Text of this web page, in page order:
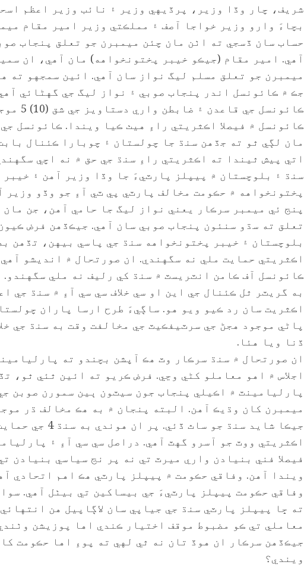
شريف، چار وڏا وزير، پرڏيهي وزير ۽ نائب وزير اعظم
بچاءَ وارو وزير خواجا آصف ۽ مملڪتي وزير امير مقام
حساب سان ڏسجي ته اٺن مان چئن ميمبرن جو تعلق پنجاب
آهي. امير مقام (جيڪو خيبر پختونخواهه) مان آهي، ان
ميمبرن جو تعلق مسلم ليگ نواز سان آهي. ائين سمجهو ته
جڪ ۾ ڪائونسل اندر پنجاب صوبي ۽ نواز ليگ جي گهڻائي
ڪائونسل جي قاعدن ۽ ضابطن واري
ڪائونسل ۾ فيصلا اڪثريتي راءِ هيٺ ڪيا ويندا. ڪائونسل
مان لڳي ٿو ته جڏهن سنڌ جا چولستان ۽ چوبارا ڪئنال
اتي پيش ٿيندا ته اڪثريتي راءِ سنڌ جي حق ۾ نه اچي
سنڌ ۽ بلوچستان ۾ پيپلز پارٽيءَ جا وڏا وزير آهن ۽ خيبر
پختونخواهه ۾ حڪومت مخالف پارٽي پي ٽي آءِ جو وڏو وزير
پنج ئي ميمبر سرڪار يعني نواز ليگ جا حامي آهن، جن مان
تعلق ته سڌو سنئون پنجاب صوبي سان آهي. جيڪڏهن فرض
بلوچستان ۽ خيبر پختونخواهه سنڌ جي پاسي بيهن، تڏهن
اڪثريتي حمايت ملي نه سگهندي. ان صورتحال ۾ انديشو
ڪائونسل آف ڪامن انٽريسٽ ۾ سنڌ کي رليف نه ملي سگهندو.
به گريٽر ٿل ڪئنال جي اين او سي خلاف سي سي آءِ ۾ سنڌ جي
اڪثريت سان رد ڪيو ويو هو. ساڳيءَ طرح ارسا پاران
پاڻي موجود هجڻ جي سرٽيفڪيٽ جي مخالفت وقت به سنڌ جي
ڏنا ويا هئا.
ان صورتحال ۾ سنڌ سرڪار وٽ هڪ آپشن بچندو ته
اجلاس ۾ اهو معاملو کڻي وڃي. فرض ڪريو ته ائين ٿئي ٿو،
پارليامينٽ ۾ اڪيلي پنجاب جون سيٽون ٻين سمورن صوبن
ميمبرن کان وڌيڪ آهن. البته پنجان ۾ به هڪ مخالف ڌر
جيڪا شايد سنڌ جو ساٿ ڏئي. پر ان هوندي به
اڪثريتي ووٽ جو آسرو گهٽ آهي. دراصل سي سي آءِ ۽
فيصلا فني بنيادن واري ميرٽ تي نه پر نج سياسي بنيادن
ويندا آهن. وفاقي حڪومت ۾ پيپلز پارٽي هڪ اهم اتحادي
وفاقي حڪومت پيپلز پارٽيءَ جي بيساکين تي بيٺل آهي.
ته ڇا پيپلز پارٽي سنڌ جي جياپي سان لاڳاپيل هن
معاملي تي ڪو مضبوط موقف اختيار ڪندي اها پوزيشن
جيڪڏهن سرڪار ان هوڏ تان نه ٿي لهي ته پوءِ اها حڪومت
ويندي؟